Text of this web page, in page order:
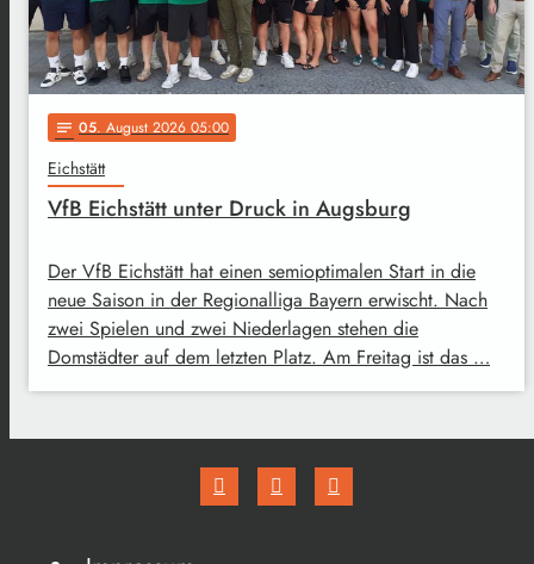
notes 05. August 2026 05:00
Eichstätt
VfB Eichstätt unter Druck in Augsburg
Der VfB Eichstätt hat einen semioptimalen Start in die
neue Saison in der Regionalliga Bayern erwischt. Nach
zwei Spielen und zwei Niederlagen stehen die
Domstädter auf dem letzten Platz. Am Freitag ist das …